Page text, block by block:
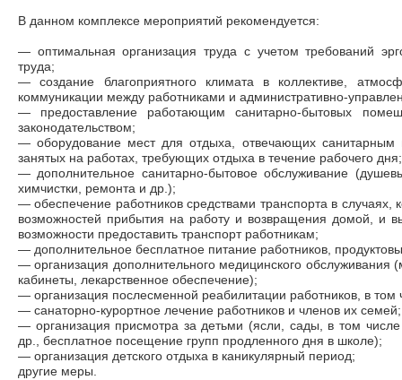
В данном комплексе мероприятий рекомендуется:
— оптимальная организация труда с учетом требований
труда;
—создание благоприятного климата в коллективе,
коммуникации между работниками и административно-
— предоставление работающим санитарно-бытовых
законодательством;
—оборудование мест для отдыха, отвечающих
занятых на работах, требующих отдыха в течение рабочего дня;
—дополнительное санитарно-бытовое обслуживание
химчистки, ремонта и др.);
—обеспечение работников средствами транспорта в случаях,
возможностей прибытия на работу и возвращения домой, и
возможности предоставить транспорт работникам;
— дополнительное бесплатное питание работников,
—организация дополнительного медицинского обслуживания
кабинеты, лекарственное обеспечение);
— организация послесменной реабилитации работников, в
— санаторно-курортное лечение работников и членов их семей;
— организация присмотра за детьми (ясли, сады, в том
др., бесплатное посещение групп продленного дня в школе);
— организация детского отдыха в каникулярный период;
другие меры.